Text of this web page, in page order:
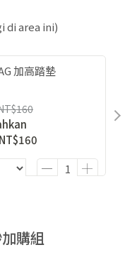
di area ini)
加高踏墊
NT$160
購組